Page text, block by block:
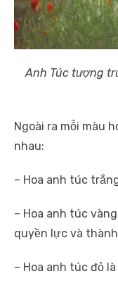
Anh Túc tượng
Ngoài ra mỗi màu
nhau:
– Hoa anh túc
– Hoa anh túc
quyền lực và
– Hoa anh túc đỏ